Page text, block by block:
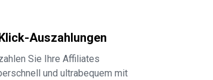
Auszahlungen
Sie Ihre Affiliates
und ultrabequem mit